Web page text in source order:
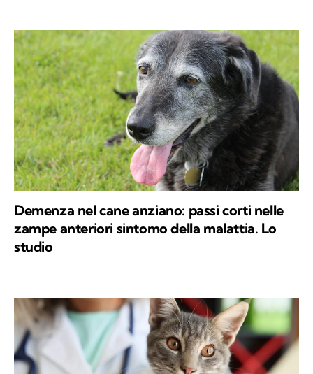
Demenza nel cane anziano: passi corti nelle
zampe anteriori sintomo della malattia. Lo
studio